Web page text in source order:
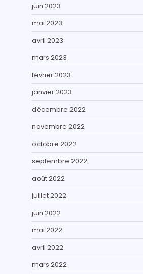
juin 2023
mai 2023
avril 2023
mars 2023
février 2023
janvier 2023
décembre 2022
novembre 2022
octobre 2022
septembre 2022
août 2022
juillet 2022
juin 2022
mai 2022
avril 2022
mars 2022